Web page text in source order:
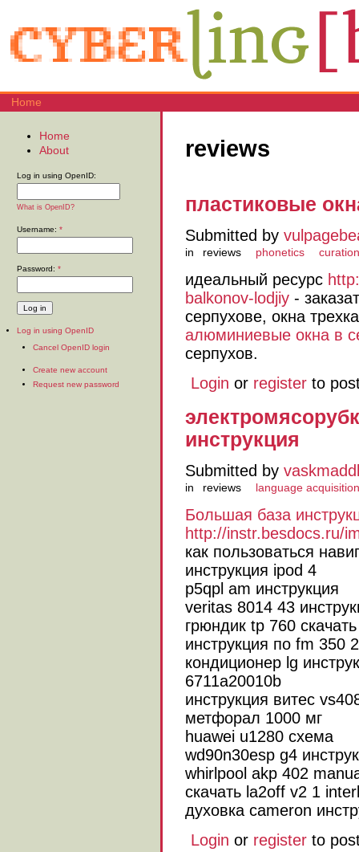
Home
reviews
пластиковые
Submitted by
in reviews phonetics curation
идеальный ресурс
balkonov-lodjiy -
серпухове, окна
алюминиевые окна в
серпухов.
Login or register to
инструкция
Submitted by vaskmaddl
in reviews language acquisition
Большая база
http://instr.besdocs.ru/
как пользоваться
инструкция ipod 4
p5qpl am инструкция
veritas 8014 43
грюндик tp 760
инструкция по fm 350 2
кондиционер lg
6711a20010b
инструкция витес
метфорал 1000 мг
huawei u1280 схема
wd90n30esp g4
whirlpool akp 402
скачать la2off v2 1
духовка cameron
Login or register to
Home
About
Log in using OpenID:
What is OpenID?
Username: *
Password: *
Log in using OpenID
Cancel OpenID login
Create new account
Request new password